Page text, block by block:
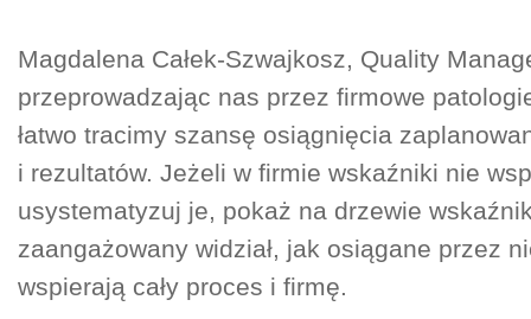
Magdalena Całek-Szwajkosz, Quality
przeprowadzając nas przez firmowe
łatwo tracimy szansę osiągnięcia
i rezultatów. Jeżeli w firmie wskaźniki nie
usystematyzuj je, pokaż na drzewie
zaangażowany widział, jak osiągane przez
wspierają cały proces i firmę.